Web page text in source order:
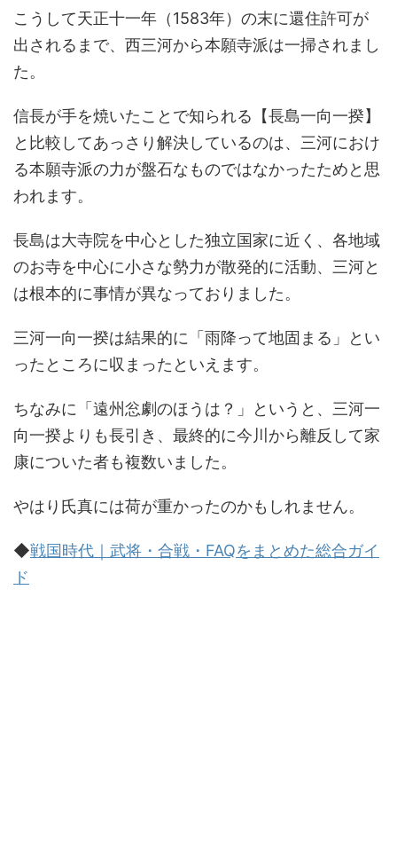
こうして天正十一年（1583年）の末に還住許可が
出されるまで、西三河から本願寺派は一掃されまし
た。
信長が手を焼いたことで知られる【長島一向一揆】
と比較してあっさり解決しているのは、三河におけ
る本願寺派の力が盤石なものではなかったためと思
われます。
長島は大寺院を中心とした独立国家に近く、各地域
のお寺を中心に小さな勢力が散発的に活動、三河と
は根本的に事情が異なっておりました。
三河一向一揆は結果的に「雨降って地固まる」とい
ったところに収まったといえます。
ちなみに「遠州忩劇のほうは？」というと、三河一
向一揆よりも長引き、最終的に今川から離反して家
康についた者も複数いました。
やはり氏真には荷が重かったのかもしれません。
◆戦国時代｜武将・合戦・FAQをまとめた総合ガイ
ド